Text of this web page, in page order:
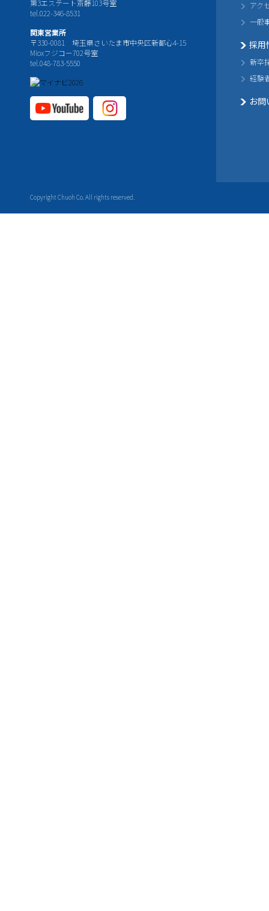
第3エステート斎藤103号室
tel.022-346-8531
関東営業所
〒330-0081 埼玉県さいたま市中央区新都心4-15
Mioxフジコー702号室
tel.048-783-5550
Copyright Chuoh Co. All rights reserved.
アク
一般
採用
新卒
経験
お